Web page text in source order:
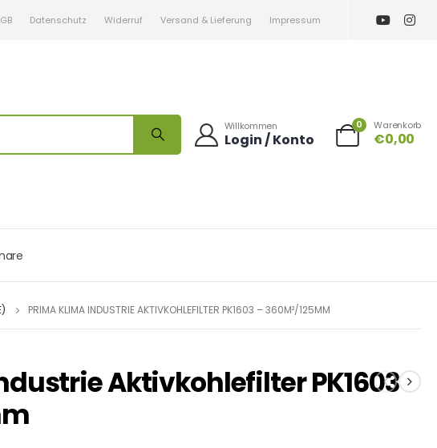
Datenschutz Widerruf Versand & Lieferung Impressum
Willkommen
Login / Konto
0 Warenkorb
€0,00
PRIMA KLIMA INDUSTRIE AKTIVKOHLEFILTER PK1603 – 360M²/125MM
Aktivkohlefilter PK1603